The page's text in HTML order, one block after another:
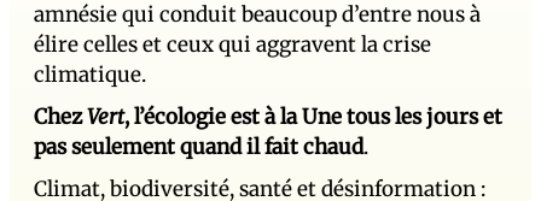
amnésie qui conduit beaucoup d’entre nous à
élire celles et ceux qui aggravent la crise
climatique.
ChezVert, l’écologie est à la Une tous les jours et
pas seulement quand il fait chaud.
Climat, biodiversité, santé et désinformation :